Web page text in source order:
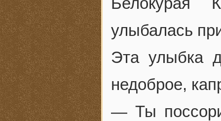
улыбалась
Эта улыбка
недоброе,
— Ты